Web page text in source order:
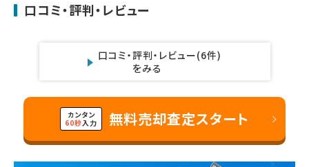
口コミ・評判・レビュー
口コミ・評判・レビュー
をみる
(6件)
カンタン
60秒入力 無料売却査定スタート